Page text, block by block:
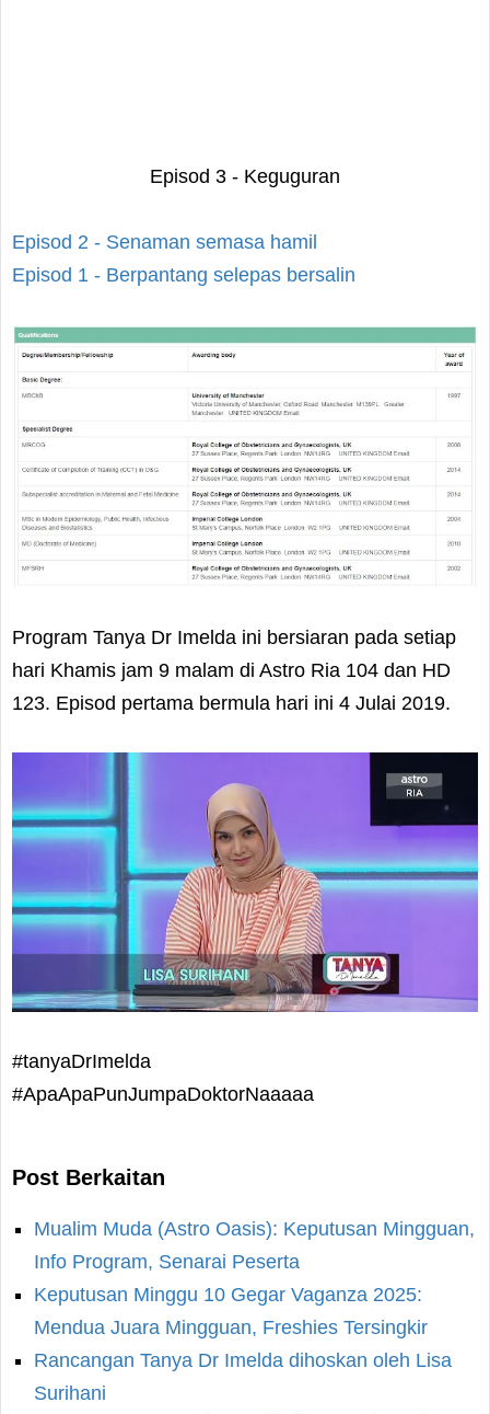
Episod 3 - Keguguran
Episod 2 - Senaman semasa hamil
Episod 1 - Berpantang selepas bersalin
Program Tanya Dr Imelda ini bersiaran pada setiap
hari Khamis jam 9 malam di Astro Ria 104 dan HD
123. Episod pertama bermula hari ini 4 Julai 2019.
#tanyaDrImelda
#ApaApaPunJumpaDoktorNaaaaa
Post Berkaitan
Mualim Muda (Astro Oasis): Keputusan Mingguan,
Info Program, Senarai Peserta
Keputusan Minggu 10 Gegar Vaganza 2025:
Mendua Juara Mingguan, Freshies Tersingkir
Rancangan Tanya Dr Imelda dihoskan oleh Lisa
Surihani